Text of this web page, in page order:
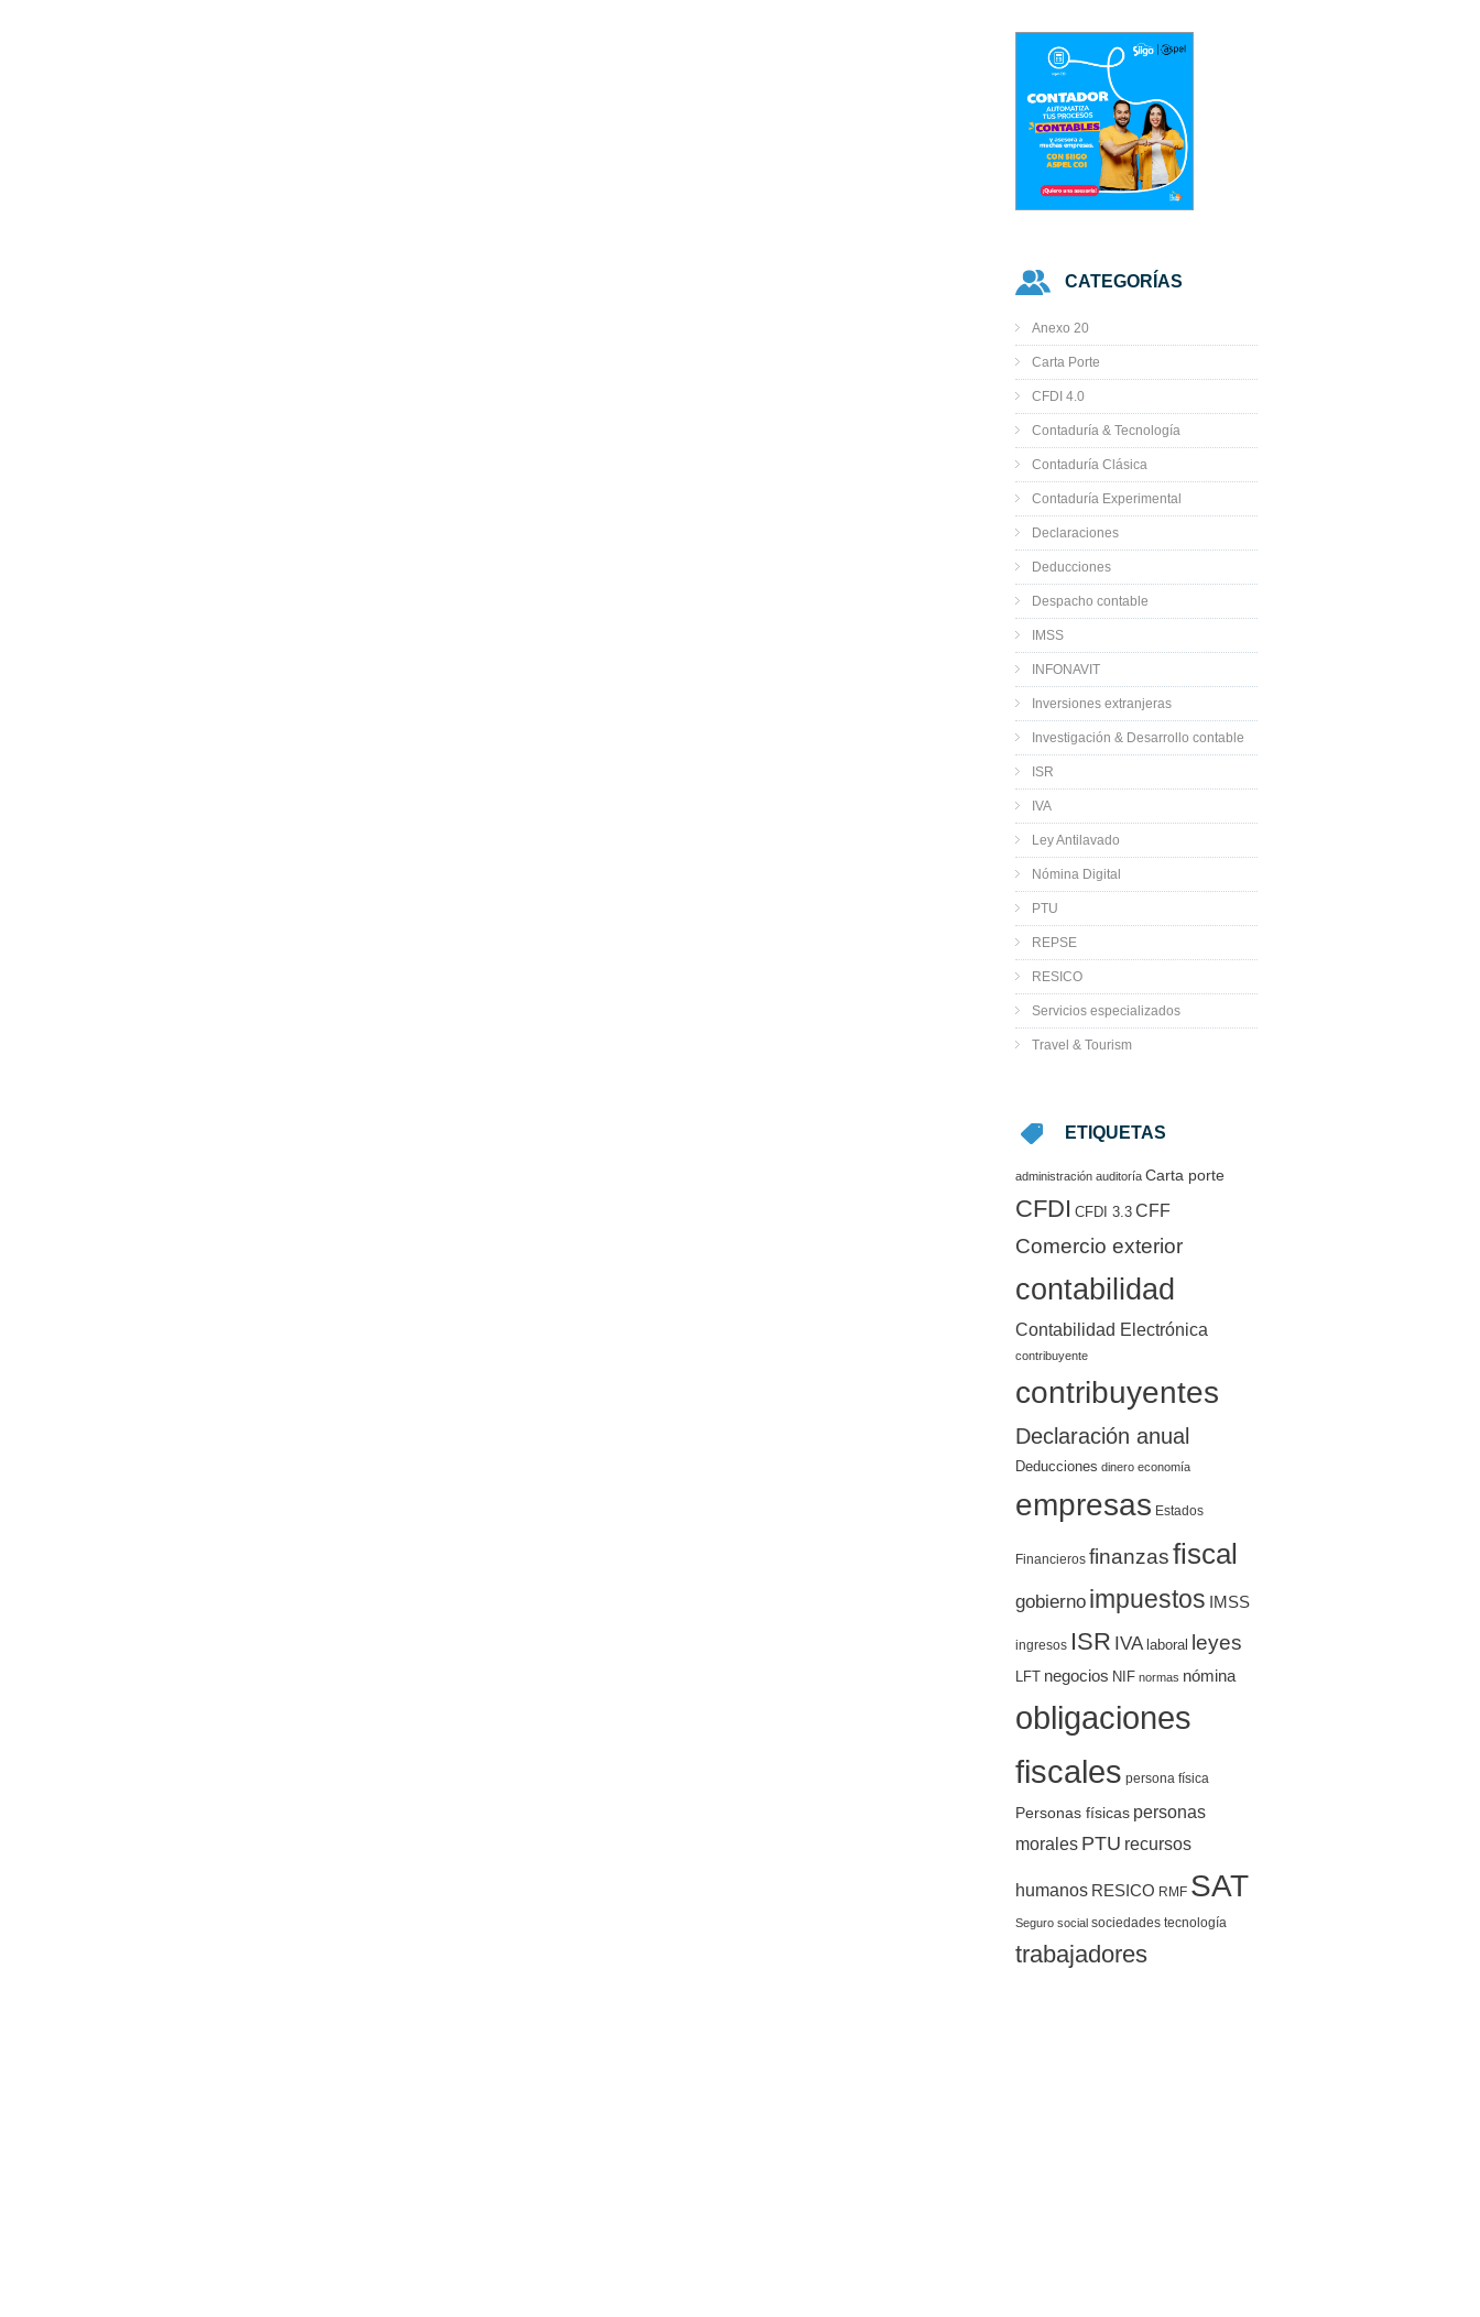
CATEGORÍAS
Anexo 20
Carta Porte
CFDI 4.0
Contaduría & Tecnología
Contaduría Clásica
Contaduría Experimental
Declaraciones
Deducciones
Despacho contable
IMSS
INFONAVIT
Inversiones extranjeras
Investigación & Desarrollo contable
ISR
IVA
Ley Antilavado
Nómina Digital
PTU
REPSE
RESICO
Servicios especializados
Travel & Tourism
ETIQUETAS
administración auditoría Carta porte
CFDI CFDI 3.3 CFF
Comercio exterior
contabilidad
Contabilidad Electrónica
contribuyente
contribuyentes
Declaración anual
Deducciones dinero economía
empresas Estados
Financieros finanzasfiscal
gobierno impuestos IMSS
ingresos ISR IVA laboral leyes
LFT negocios NIF normas nómina
obligaciones
fiscales persona física
Personas físicas personas
morales PTU recursos
humanos RESICO RMF SAT
Seguro social sociedades tecnología
trabajadores